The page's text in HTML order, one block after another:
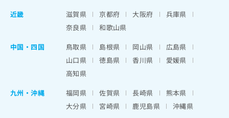
近畿
滋賀県 京都府 大阪府
兵庫県
奈良県
和歌山県
中国・四国
鳥取県 島根県 岡山県
広島県
山口県
徳島県 香川県
愛媛県
高知県
九州・沖縄
福岡県 佐賀県 長崎県
熊本県
大分県
宮崎県 鹿児島県 沖縄県